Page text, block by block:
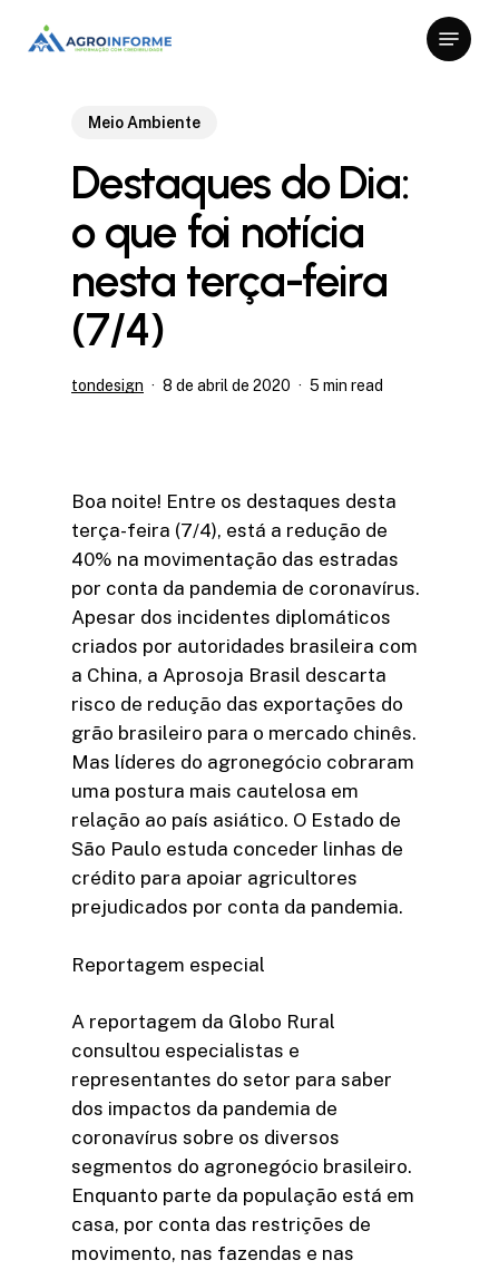
Menu
Meio Ambiente
Destaques do Dia:
o que foi notícia
nesta terça-feira
(7/4)
tondesign 8 de abril de 2020 5 min read
Boa noite! Entre os destaques desta
terça-feira (7/4), está a redução de
40% na movimentação das estradas
por conta da pandemia de coronavírus.
Apesar dos incidentes diplomáticos
criados por autoridades brasileira com
a China, a Aprosoja Brasil descarta
risco de redução das exportações do
grão brasileiro para o mercado chinês.
Mas líderes do agronegócio cobraram
uma postura mais cautelosa em
relação ao país asiático. O Estado de
São Paulo estuda conceder linhas de
crédito para apoiar agricultores
prejudicados por conta da pandemia.
Reportagem especial
A reportagem da Globo Rural
consultou especialistas e
representantes do setor para saber
dos impactos da pandemia de
coronavírus sobre os diversos
segmentos do agronegócio brasileiro.
Enquanto parte da população está em
casa, por conta das restrições de
movimento, nas fazendas e nas